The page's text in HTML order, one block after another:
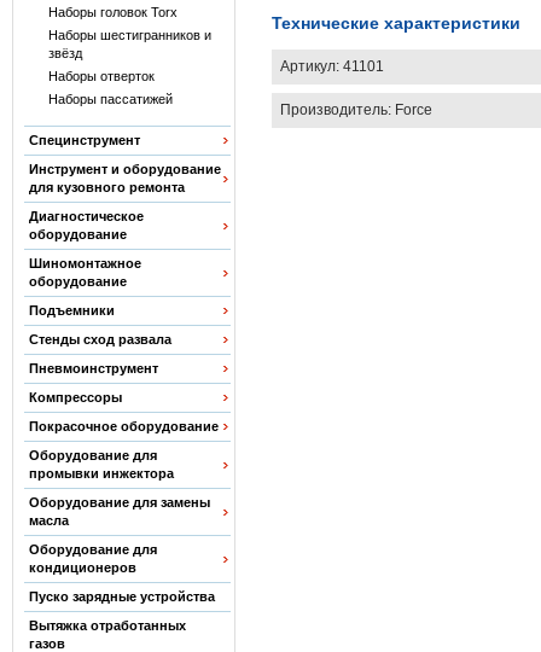
Наборы головок Torx
Наборы шестигранников и
звёзд
Наборы отверток
Наборы пассатижей
Специнструмент
Инструмент и оборудование
для кузовного ремонта
Диагностическое
оборудование
Шиномонтажное
оборудование
Подъемники
Стенды сход развала
Пневмоинструмент
Компрессоры
Покрасочное оборудование
Оборудование для
промывки инжектора
Оборудование для замены
масла
Оборудование для
кондиционеров
Пуско зарядные устройства
Вытяжка отработанных
газов
Технические характеристики
Артикул: 41101
Производитель: Force